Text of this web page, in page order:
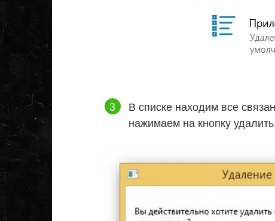
В списке находим все
нажимаем на кнопку